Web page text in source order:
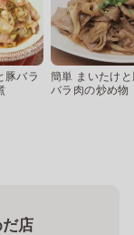
豚バラ
簡単 まいたけ
バラ肉の炒め物
店